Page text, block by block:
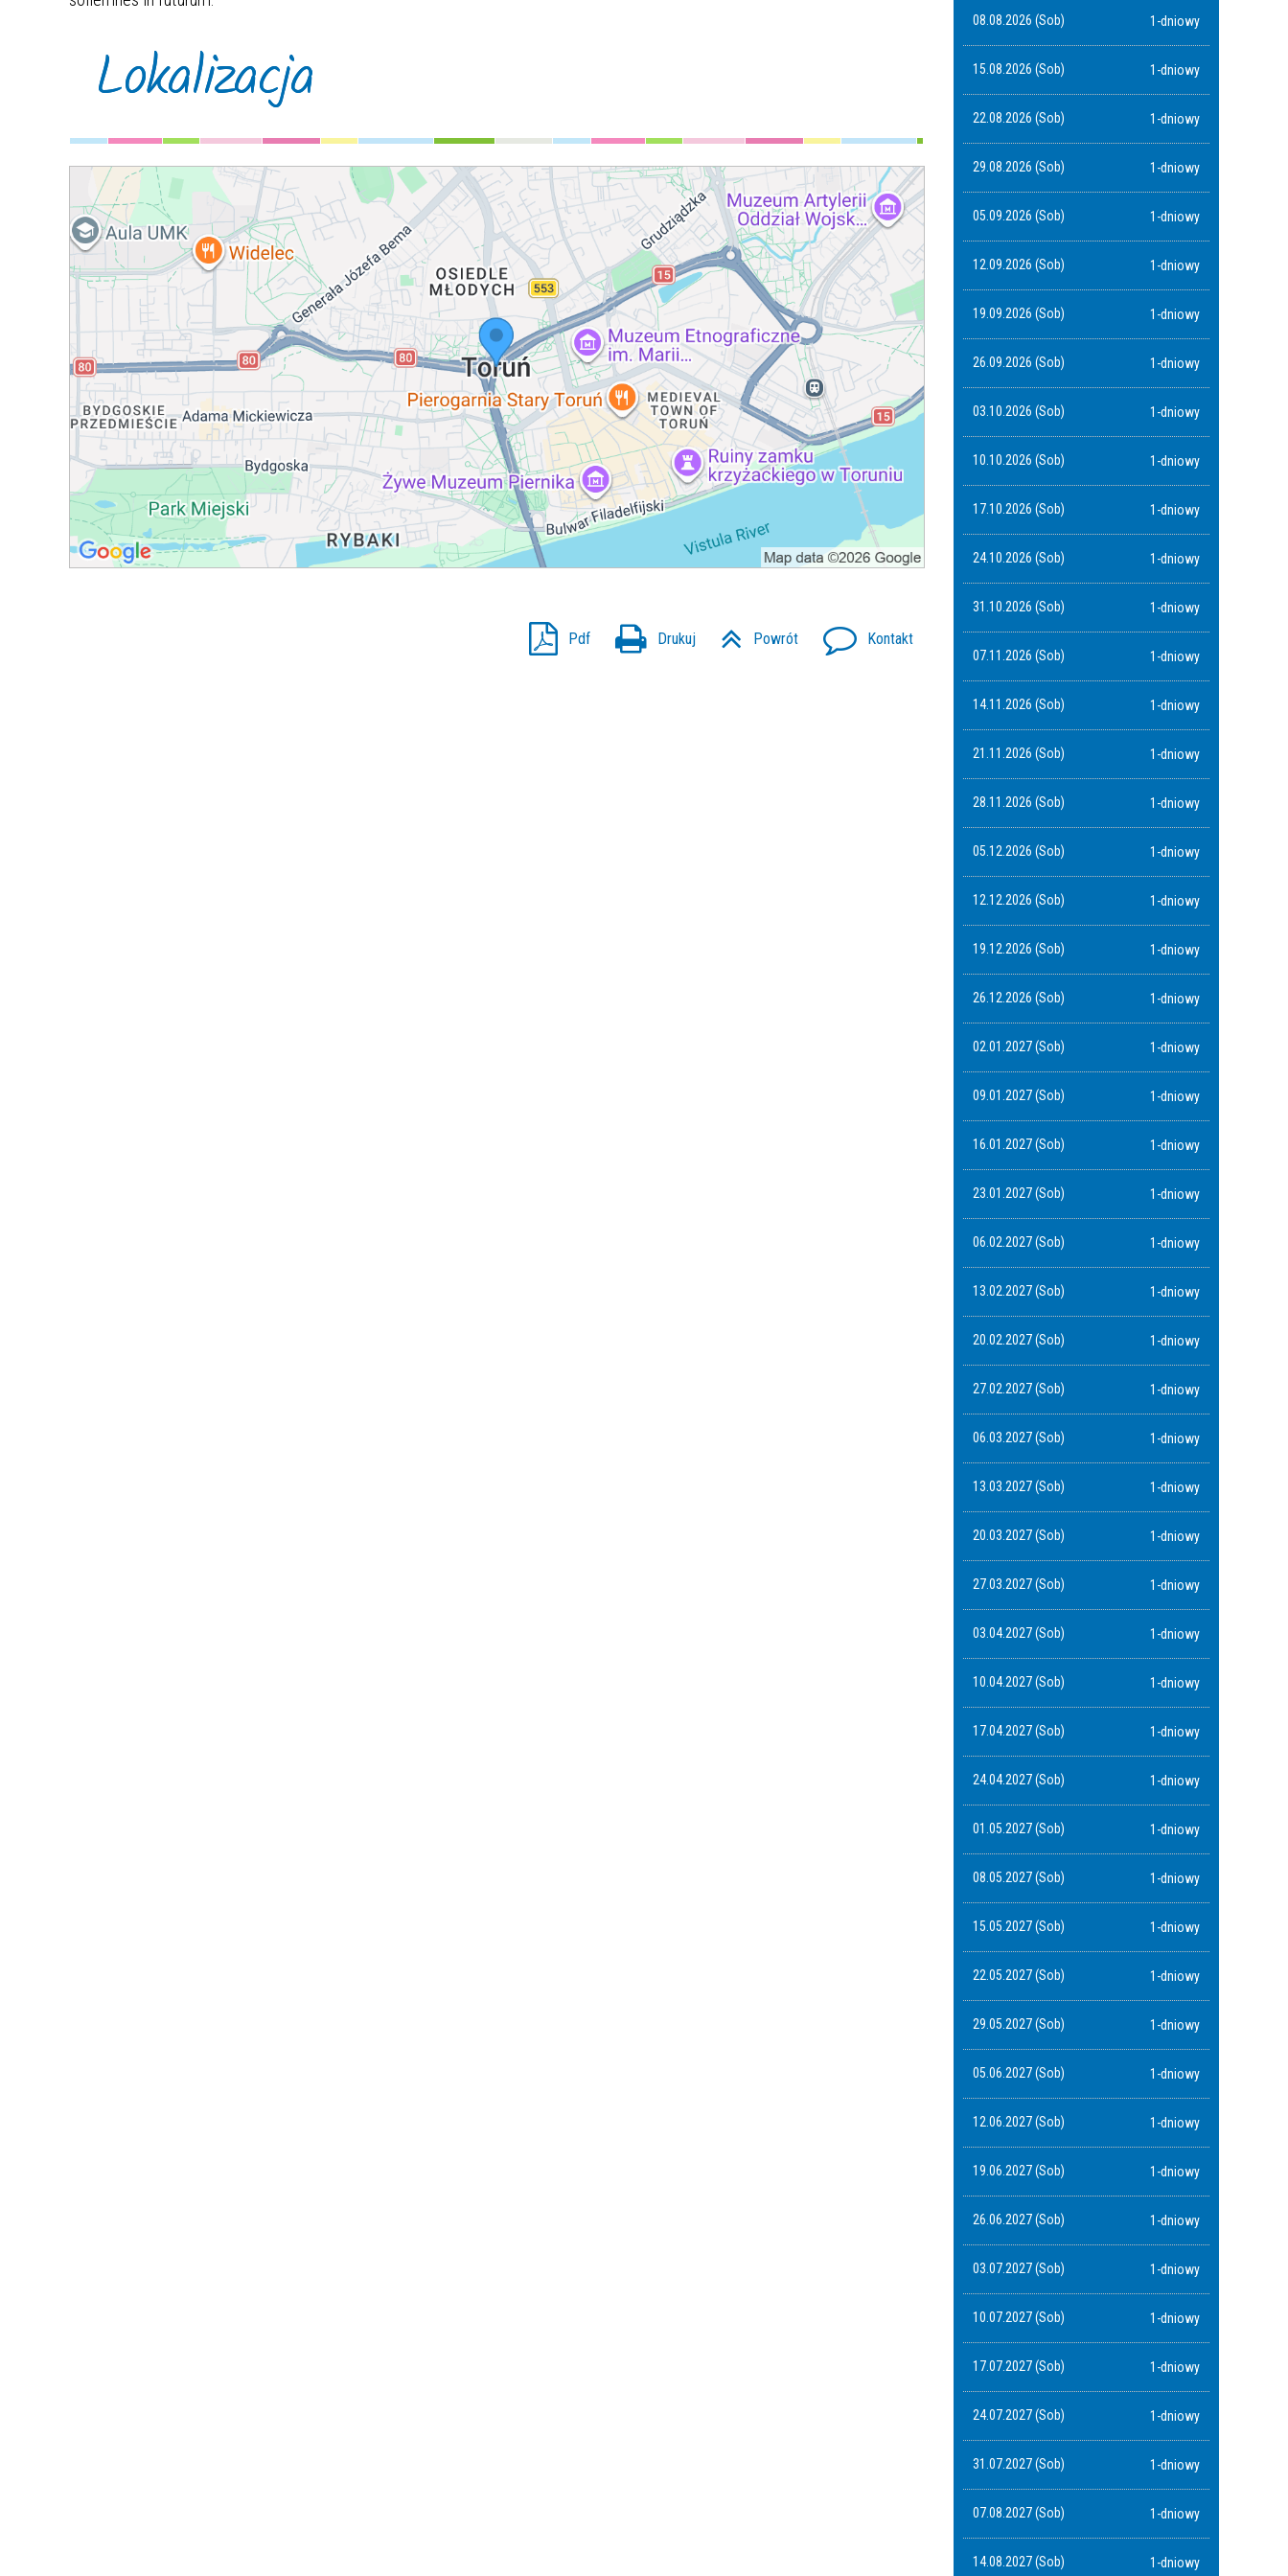
Lokalizacja
Pdf Drukuj Powrót Kontakt
08.08.2026 (Sob) 1-dniowy
15.08.2026 (Sob) 1-dniowy
22.08.2026 (Sob) 1-dniowy
29.08.2026 (Sob) 1-dniowy
05.09.2026 (Sob) 1-dniowy
12.09.2026 (Sob) 1-dniowy
19.09.2026 (Sob) 1-dniowy
26.09.2026 (Sob) 1-dniowy
03.10.2026 (Sob) 1-dniowy
10.10.2026 (Sob) 1-dniowy
17.10.2026 (Sob) 1-dniowy
24.10.2026 (Sob) 1-dniowy
31.10.2026 (Sob) 1-dniowy
07.11.2026 (Sob) 1-dniowy
14.11.2026 (Sob) 1-dniowy
21.11.2026 (Sob) 1-dniowy
28.11.2026 (Sob) 1-dniowy
05.12.2026 (Sob) 1-dniowy
12.12.2026 (Sob) 1-dniowy
19.12.2026 (Sob) 1-dniowy
26.12.2026 (Sob) 1-dniowy
02.01.2027 (Sob) 1-dniowy
09.01.2027 (Sob) 1-dniowy
16.01.2027 (Sob) 1-dniowy
23.01.2027 (Sob) 1-dniowy
06.02.2027 (Sob) 1-dniowy
13.02.2027 (Sob) 1-dniowy
20.02.2027 (Sob) 1-dniowy
27.02.2027 (Sob) 1-dniowy
06.03.2027 (Sob) 1-dniowy
13.03.2027 (Sob) 1-dniowy
20.03.2027 (Sob) 1-dniowy
27.03.2027 (Sob) 1-dniowy
03.04.2027 (Sob) 1-dniowy
10.04.2027 (Sob) 1-dniowy
17.04.2027 (Sob) 1-dniowy
24.04.2027 (Sob) 1-dniowy
01.05.2027 (Sob) 1-dniowy
08.05.2027 (Sob) 1-dniowy
15.05.2027 (Sob) 1-dniowy
22.05.2027 (Sob) 1-dniowy
29.05.2027 (Sob) 1-dniowy
05.06.2027 (Sob) 1-dniowy
12.06.2027 (Sob) 1-dniowy
19.06.2027 (Sob) 1-dniowy
26.06.2027 (Sob) 1-dniowy
03.07.2027 (Sob) 1-dniowy
10.07.2027 (Sob) 1-dniowy
17.07.2027 (Sob) 1-dniowy
24.07.2027 (Sob) 1-dniowy
31.07.2027 (Sob) 1-dniowy
07.08.2027 (Sob) 1-dniowy
14.08.2027 (Sob) 1-dniowy